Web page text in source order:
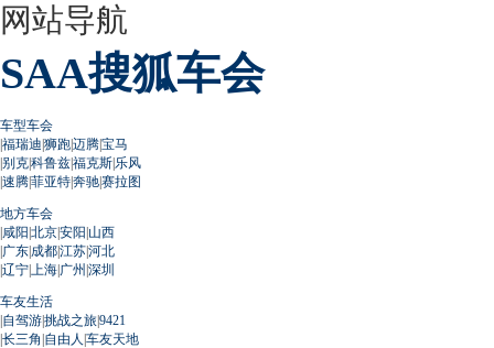
网站导航
SAA搜狐车会
车型车会
|福瑞迪|狮跑|迈腾|宝马
|别克|科鲁兹|福克斯|乐风
|速腾|菲亚特|奔驰|赛拉图
地方车会
|咸阳|北京|安阳|山西
|广东|成都|江苏|河北
|辽宁| 上海|广州 |深圳
车友生活
|自驾游|挑战之旅|9421
|长三角 |自由人 |车友天地